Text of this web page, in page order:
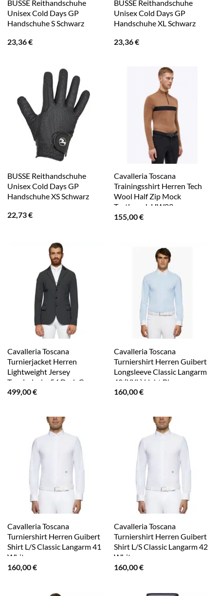
BUSSE Reithandschuhe
Unisex Cold Days GP
Handschuhe S Schwarz
23,36€
BUSSE Reithandschuhe
Unisex Cold Days GP
Handschuhe XL Schwarz
23,36€
BUSSE Reithandschuhe
Unisex Cold Days GP
Handschuhe XS Schwarz
22,73€
Cavalleria Toscana
Trainingsshirt Herren Tech
Wool Half Zip Mock
Turtleneck HW23
Langarmshirt XL Toffee
155,00€
Cavalleria Toscana
Turnierjacket Herren
Lightweight Jersey
Turnierjacke 54 Dark Grey
499,00€
Cavalleria Toscana
Turniershirt Herren Guibert
Longsleeve Classic Langarm
42 (XXL) Light Blue
160,00€
Cavalleria Toscana
Turniershirt Herren Guibert
Shirt L/S Classic Langarm 41
White
160,00€
Cavalleria Toscana
Turniershirt Herren Guibert
Shirt L/S Classic Langarm 42
White
160,00€